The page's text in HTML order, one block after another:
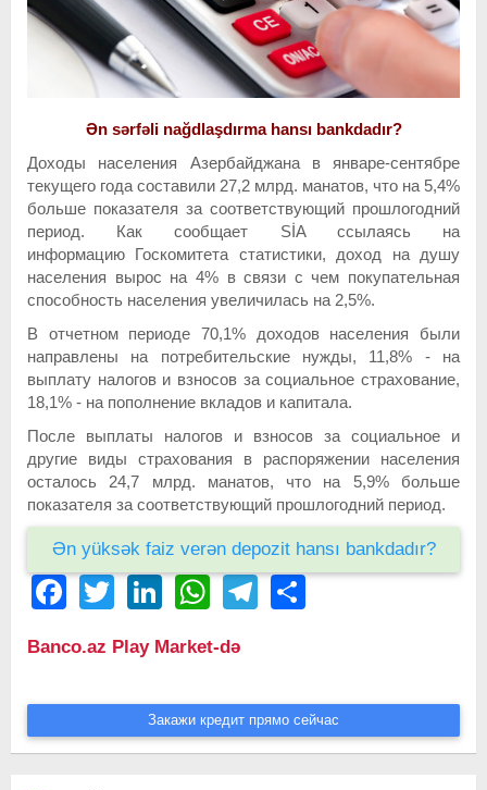
Ən sərfəli nağdlaşdırma hansı bankdadır?
Доходы населения Азербайджана в январе-сентябре
текущего года составили 27,2 млрд. манатов, что на 5,4%
больше показателя за соответствующий прошлогодний
период. Как сообщает SİA ссылаясь на
информацию Госкомитета статистики, доход на душу
населения вырос на 4% в связи с чем покупательная
способность населения увеличилась на 2,5%.
В отчетном периоде 70,1% доходов населения были
направлены на потребительские нужды, 11,8% - на
выплату налогов и взносов за социальное страхование,
18,1% - на пополнение вкладов и капитала.
После выплаты налогов и взносов за социальное и
другие виды страхования в распоряжении населения
осталось 24,7 млрд. манатов, что на 5,9% больше
показателя за соответствующий прошлогодний период.
Ən yüksək faiz verən depozit hansı bankdadır?
FacebookTwitter LinkedIn WhatsAppTelegram
Banco.az Play Market-də
Закажи кредит прямо сейчас